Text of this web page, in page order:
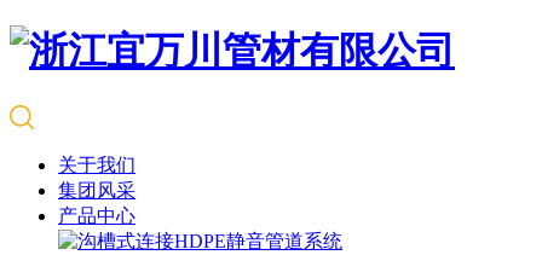
关于我们
集团风采
产品中心